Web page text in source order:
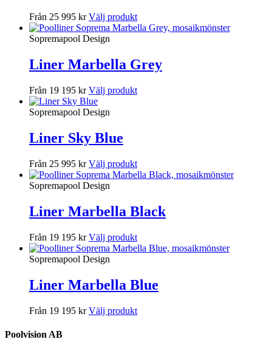
Från 25 995 kr Välj produkt
Sopremapool Design
Liner Marbella Grey
Från 19 195 kr Välj produkt
Sopremapool Design
Liner Sky Blue
Från 25 995 kr Välj produkt
Sopremapool Design
Liner Marbella Black
Från 19 195 kr Välj produkt
Sopremapool Design
Liner Marbella Blue
Från 19 195 kr Välj produkt
Poolvision AB